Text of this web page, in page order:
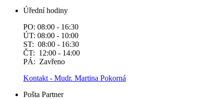
Úřední hodiny
PO: 08:00 - 16:30
ÚT: 08:00 - 10:00
ST: 08:00 - 16:30
ČT: 12:00 - 14:00
PÁ: Zavřeno
Kontakt - Mudr. Martina Pokorná
Pošta Partner